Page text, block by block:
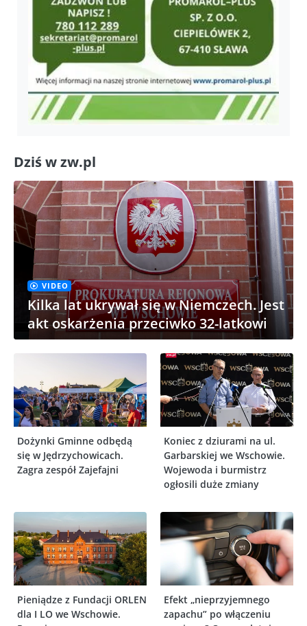
Dziś w zw.pl
VIDEO
Kilka lat ukrywał się w Niemczech. Jest
akt oskarżenia przeciwko 32-latkowi
Dożynki Gminne odbędą
się w Jędrzychowicach.
Zagra zespół Zajefajni
Koniec z dziurami na ul.
Garbarskiej we Wschowie.
Wojewoda i burmistrz
ogłosili duże zmiany
Pieniądze z Fundacji ORLEN
dla I LO we Wschowie.
Efekt „nieprzyjemnego
zapachu” po włączeniu